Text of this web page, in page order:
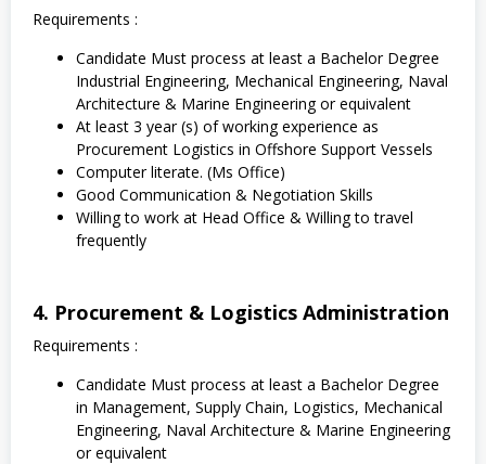
Requirements :
Candidate Must process at least a Bachelor Degree
Industrial Engineering, Mechanical Engineering, Naval
Architecture & Marine Engineering or equivalent
At least 3 year (s) of working experience as
Procurement Logistics in Offshore Support Vessels
Computer literate. (Ms Office)
Good Communication & Negotiation Skills
Willing to work at Head Office & Willing to travel
frequently
4. Procurement & Logistics Administration
Requirements :
Candidate Must process at least a Bachelor Degree
in Management, Supply Chain, Logistics, Mechanical
Engineering, Naval Architecture & Marine Engineering
or equivalent